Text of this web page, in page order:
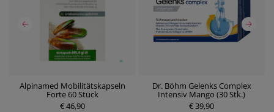
Alpinamed Mobilitätskapseln
Forte 60 Stück
€ 46,90
Dr. Böhm Gelenks Complex
Intensiv Mango (30 Stk.)
€ 39,90
P